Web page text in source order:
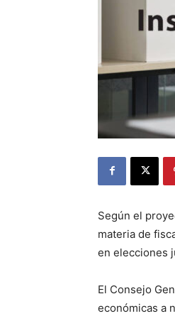
Según el
materia de
en elecciones
El Consejo
económicas a